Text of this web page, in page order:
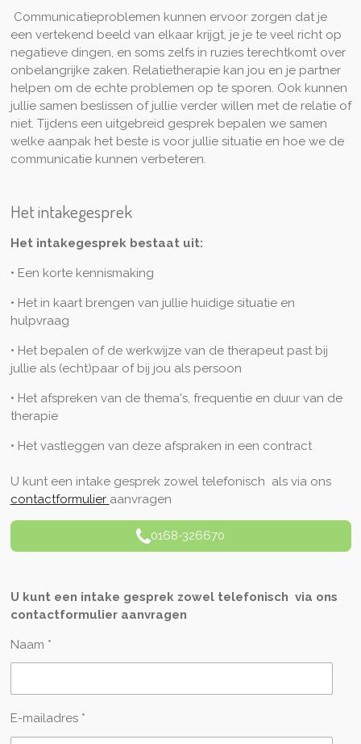
Communicatieproblemen kunnen ervoor zorgen dat je
een vertekend beeld van elkaar krijgt, je je te veel richt op
negatieve dingen, en soms zelfs in ruzies terechtkomt over
onbelangrijke zaken. Relatietherapie kan jou en je partner
helpen om de echte problemen op te sporen. Ook kunnen
jullie samen beslissen of jullie verder willen met de relatie of
niet. Tijdens een uitgebreid gesprek bepalen we samen
welke aanpak het beste is voor jullie situatie en hoe we de
communicatie kunnen verbeteren.
Het intakegesprek
Het intakegesprek bestaat uit:
• Een korte kennismaking
• Het in kaart brengen van jullie huidige situatie en
hulpvraag
• Het bepalen of de werkwijze van de therapeut past bij
jullie als (echt)paar of bij jou als persoon
• Het afspreken van de thema's, frequentie en duur van de
therapie
• Het vastleggen van deze afspraken in een contract
U kunt een intake gesprek zowel telefonisch als via ons
contactformulier aanvragen
0168-326670
U kunt een intake gesprek zowel telefonisch via ons
contactformulier aanvragen
Naam *
E-mailadres *